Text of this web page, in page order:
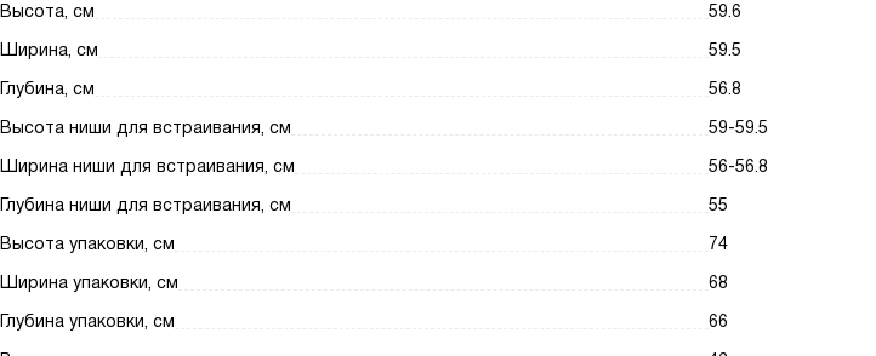
Высота, см
59.6
Ширина, см
59.5
Глубина, см
56.8
Высота ниши для встраивания, см
59-59.5
Ширина ниши для встраивания, см
56-56.8
Глубина ниши для встраивания, см
55
Высота упаковки, см
74
Ширина упаковки, см
68
Глубина упаковки, см
66